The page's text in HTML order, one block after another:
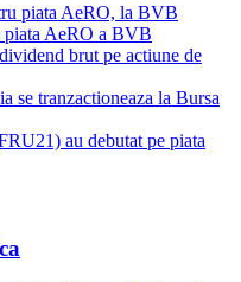
piata AeRO, la BVB
piata AeRO a BVB
brut pe actiune de
se tranzactioneaza la Bursa
au debutat pe piata